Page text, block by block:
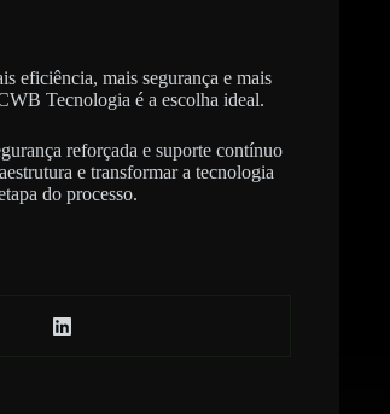
eficiência, mais segurança e mais
Tecnologia é a escolha ideal.
reforçada e suporte contínuo
e transformar a tecnologia
do processo.